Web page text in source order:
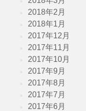
2018年2月
2018年1月
2017年12月
2017年11月
2017年10月
2017年9月
2017年8月
2017年7月
2017年6月